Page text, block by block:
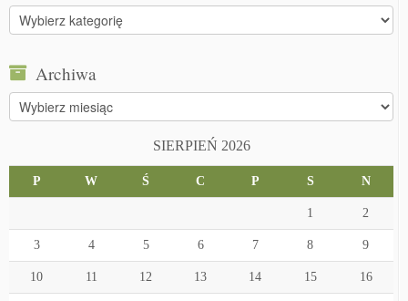
Kategorie
Archiwa
Archiwa
SIERPIEŃ 2026
P W Ś C P S N
1 2
3 4 5 6 7 8 9
10 11 12 13 14 15 16